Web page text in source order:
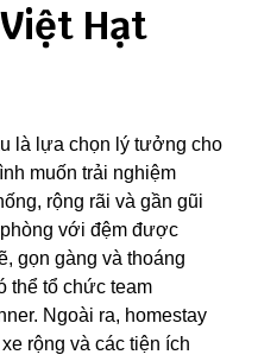
Hạt
là lựa chọn lý tưởng cho
muốn trải nghiệm
rộng rãi và gần gũi
với đệm được
gọn gàng và thoáng
thể tổ chức team
Ngoài ra, homestay
rộng và các tiện ích